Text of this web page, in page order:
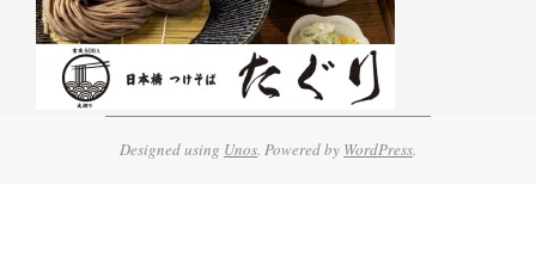
Designed using Unos. Powered by WordPress.